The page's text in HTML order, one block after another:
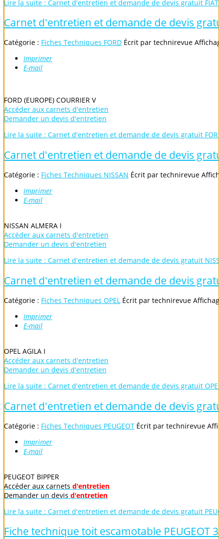
Lire la suite : Carnet d'entretien et demande de devis gratuit FIAT
Carnet d'entretien et demande de devis
Catégorie : Fiches Techniques FORD Écrit par technirevue
Imprimer
E-mail
FORD (EUROPE) COURRIER V
Accéder aux carnets d'entretien
Demander un devis d'entretien
Lire la suite : Carnet d'entretien et demande de devis gratuit
Carnet d'entretien et demande de devis
Catégorie : Fiches Techniques NISSAN Écrit par technirevue
Imprimer
E-mail
NISSAN ALMERA I
Accéder aux carnets d'entretien
Demander un devis d'entretien
Lire la suite : Carnet d'entretien et demande de devis gratuit
Carnet d'entretien et demande de devis
Catégorie : Fiches Techniques OPEL Écrit par technirevue
Imprimer
E-mail
OPEL AGILA I
Accéder aux carnets d'entretien
Demander un devis d'entretien
Lire la suite : Carnet d'entretien et demande de devis gratuit
Carnet d'entretien et demande de devis
Catégorie : Fiches Techniques PEUGEOT Écrit par technirevue
Imprimer
E-mail
PEUGEOT BIPPER
Accéder aux carnets d'entretien
Demander un devis d'entretien
Lire la suite : Carnet d'entretien et demande de devis gratuit
Fiche technique toit escamotable PEUGEOT